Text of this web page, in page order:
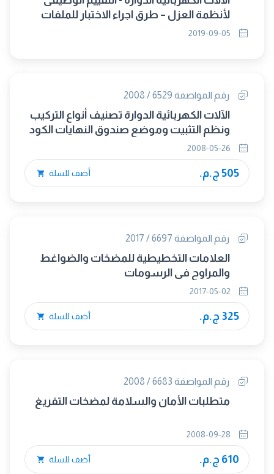
لأنظمة العزل – طرق اجراء الاختبار للملفات
ذات السلك الملفوف التقييم الحرارى
رقم المواصفة 6529 / 2008
الآلات الكهربائية الدوارة تصنيف أنواع التركيب
ونظم التثبيت وموضع صندوق النهايات الكود
(IM)
505 ج.م. أضف للسلة
رقم المواصفة 6697 / 2017
العلامات التخطيطية للمضخات والضواغط
والمراوح فى الرسومات
325 ج.م. أضف للسلة
رقم المواصفة 6683 / 2008
متطلبات الأمان والسلامة لمضخات التفريغ
610 ج.م. أضف للسلة